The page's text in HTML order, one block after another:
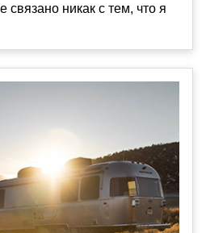
связано никак с тем, что я